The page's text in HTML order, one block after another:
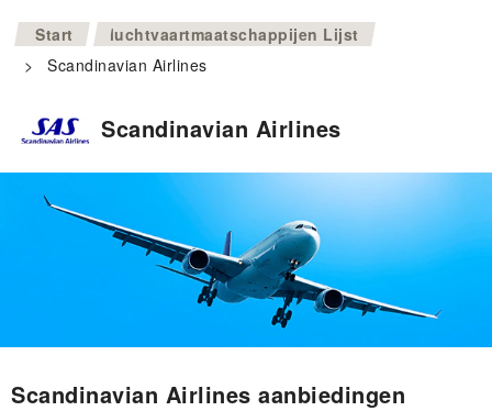
Start >
luchtvaartmaatschappijen Lijst
>
Scandinavian Airlines
Scandinavian Airlines
Scandinavian Airlines aanbiedingen